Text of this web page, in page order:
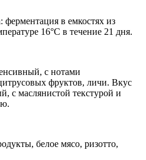
: ферментация в емкостях из
16°С в течение 21 дня.
с нотами
фруктов, личи. Вкус
с маслянистой текстурой и
белое мясо, ризотто,